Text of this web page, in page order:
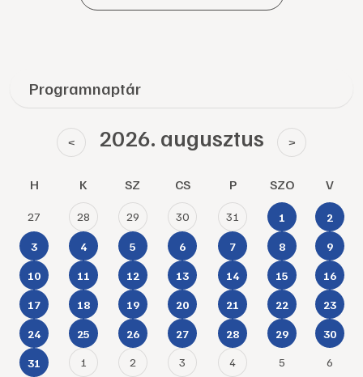
Programnaptár
< 2026. augusztus >
H K SZ CS P SZO V
27 28 29 30 31 1 2
3 4 5 6 7 8 9
10 11 12 13 14 15 16
17 18 19 20 21 22 23
24 25 26 27 28 29 30
31 1 2 3 4 5 6